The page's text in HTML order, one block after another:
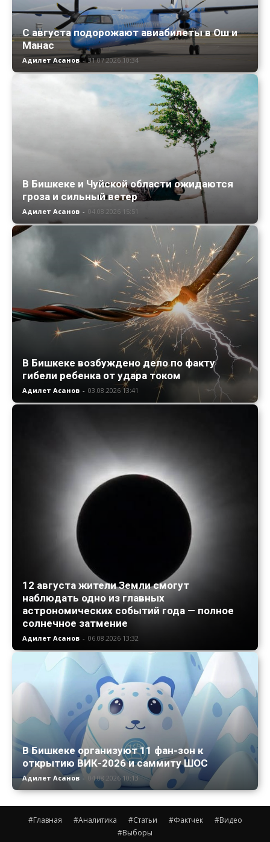
С августа подорожают авиабилеты в Ош и
Манас
Адилет Асанов - 31.07.2026 10:34
В Бишкеке и Чуйской области ожидаются
гроза и сильный ветер
Адилет Асанов - 04.08.2026 15:51
В Бишкеке возбуждено дело по факту
гибели ребенка от удара током
Адилет Асанов - 03.08.2026 13:41
12 августа жители Земли смогут
наблюдать одно из главных
астрономических событий года — полное
солнечное затмение
Адилет Асанов - 06.08.2026 13:32
В Бишкеке организуют 11 фан-зон к
открытию ВИК-2026 и саммиту ШОС
Адилет Асанов - 04.08.2026 10:13
#Главная #Аналитика #Статьи #Фактчек
#Видео
#Выборы